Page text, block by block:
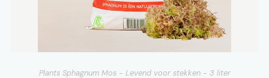
Plants Sphagnum Mos - Levend voor stekken - 3 liter